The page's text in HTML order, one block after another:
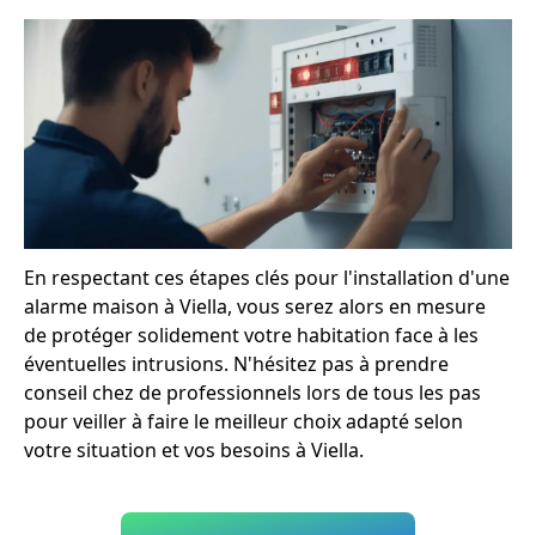
En respectant ces étapes clés pour l'installation d'une
alarme maison à Viella, vous serez alors en mesure
de protéger solidement votre habitation face à les
éventuelles intrusions. N'hésitez pas à prendre
conseil chez de professionnels lors de tous les pas
pour veiller à faire le meilleur choix adapté selon
votre situation et vos besoins à Viella.